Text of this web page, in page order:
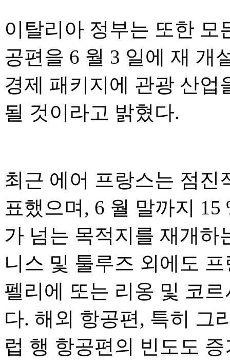
이탈리아 정부는 또한 모
공편을 6 월 3 일에 재 개
경제 패키지에 관광 산업
될 것이라고 밝혔다.
최근 에어 프랑스는 점진
표했으며, 6 월 말까지
가 넘는 목적지를 재개하
니스 및 툴루즈 외에도
펠리에 또는 리옹 및 코
다. 해외 항공편, 특히 그
럽 행 항공편의 빈도도